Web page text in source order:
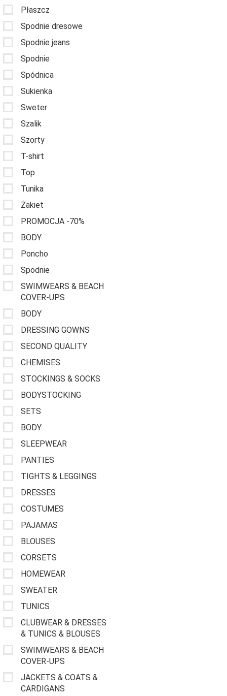
Płaszcz
Spodnie dresowe
Spodnie jeans
Spodnie
Spódnica
Sukienka
Sweter
Szalik
Szorty
T-shirt
Top
Tunika
Żakiet
PROMOCJA -70%
BODY
Poncho
Spodnie
SWIMWEARS & BEACH
COVER-UPS
BODY
DRESSING GOWNS
SECOND QUALITY
CHEMISES
STOCKINGS & SOCKS
BODYSTOCKING
SETS
BODY
SLEEPWEAR
PANTIES
TIGHTS & LEGGINGS
DRESSES
COSTUMES
PAJAMAS
BLOUSES
CORSETS
HOMEWEAR
SWEATER
TUNICS
CLUBWEAR & DRESSES
& TUNICS & BLOUSES
SWIMWEARS & BEACH
COVER-UPS
JACKETS & COATS &
CARDIGANS